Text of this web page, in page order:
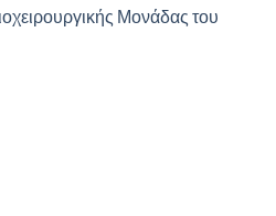
Μονάδας του